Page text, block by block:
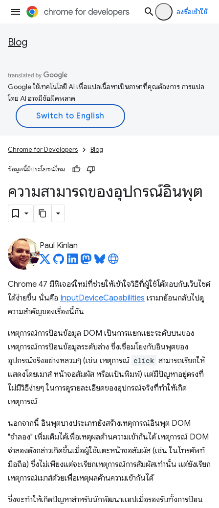
ลงชื่อเข้าใช้
Blog
Google ใช้เทคโนโลยี AI เพื่อแปลเนื้อหาเป็นภาษาที่คุณต้องการ การแปล
โดย AI อาจมีข้อผิดพลาด
Chrome for Developers Blog
ข้อมูลนี้มีประโยชน์ไหม
ความสามารถของอุปกรณ์อินพุต
Paul Kinlan
Chrome 47 มีฟีเจอร์ใหม่ที่ช่วยให้เข้าใจวิธีที่ผู้ใช้โต้ตอบกับเว็บไซต์
ได้ง่ายขึ้น นั่นคือ InputDeviceCapabilities เรามาย้อนกลับไปดู
ความสำคัญของเรื่องนี้กัน
เหตุการณ์การป้อนข้อมูล DOM เป็นการแยกแยะระดับบนของ
เหตุการณ์การป้อนข้อมูลระดับล่าง ซึ่งเชื่อมโยงกับอินพุตของ
อุปกรณ์จริงอย่างหลวมๆ (เช่น เหตุการณ์ click สามารถเรียกให้
แสดงโดยเมาส์ หน้าจอสัมผัส หรือแป้นพิมพ์) แต่มีปัญหาอยู่ตรงที่
ไม่มีวิธีง่ายๆ ในการดูรายละเอียดของอุปกรณ์จริงที่ทำให้เกิด
เหตุการณ์
นอกจากนี้ อินพุตบางประเภทยังสร้างเหตุการณ์อินพุต DOM
"จำลอง" เพิ่มเติมได้เพื่อเหตุผลด้านความเข้ากันได้ เหตุการณ์ DOM
จําลองดังกล่าวเกิดขึ้นเมื่อผู้ใช้แตะหน้าจอสัมผัส (เช่น ในโทรศัพท์
มือถือ) ซึ่งไม่เพียงแต่จะเรียกเหตุการณ์การสัมผัสเท่านั้น แต่ยังเรียก
เหตุการณ์เมาส์ด้วยเพื่อเหตุผลด้านความเข้ากันได้
ซึ่งจะทำให้เกิดปัญหาสำหรับนักพัฒนาแอปเมื่อรองรับทั้งการป้อน